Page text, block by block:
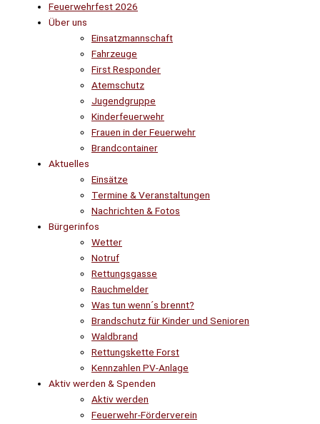
Feuerwehrfest 2026
Über uns
Einsatzmannschaft
Fahrzeuge
First Responder
Atemschutz
Jugendgruppe
Kinderfeuerwehr
Frauen in der Feuerwehr
Brandcontainer
Aktuelles
Einsätze
Termine & Veranstaltungen
Nachrichten & Fotos
Bürgerinfos
Wetter
Notruf
Rettungsgasse
Rauchmelder
Was tun wenn´s brennt?
Brandschutz für Kinder und Senioren
Waldbrand
Rettungskette Forst
Kennzahlen PV-Anlage
Aktiv werden & Spenden
Aktiv werden
Feuerwehr-Förderverein